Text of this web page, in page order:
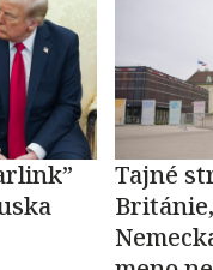
Tajné